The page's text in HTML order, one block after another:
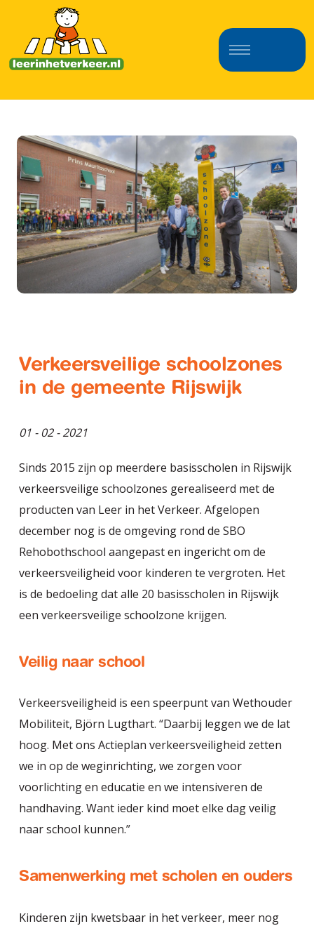
Verkeersveilige schoolzones
in de gemeente Rijswijk
01 - 02 - 2021
Sinds 2015 zijn op meerdere basisscholen in Rijswijk
verkeersveilige schoolzones gerealiseerd met de
producten van Leer in het Verkeer. Afgelopen
december nog is de omgeving rond de SBO
Rehobothschool aangepast en ingericht om de
verkeersveiligheid voor kinderen te vergroten. Het
is de bedoeling dat alle 20 basisscholen in Rijswijk
een verkeersveilige schoolzone krijgen.
Veilig naar school
Verkeersveiligheid is een speerpunt van Wethouder
Mobiliteit, Björn Lugthart. “Daarbij leggen we de lat
hoog. Met ons Actieplan verkeersveiligheid zetten
we in op de weginrichting, we zorgen voor
voorlichting en educatie en we intensiveren de
handhaving. Want ieder kind moet elke dag veilig
naar school kunnen.”
Samenwerking met scholen en ouders
Kinderen zijn kwetsbaar in het verkeer, meer nog